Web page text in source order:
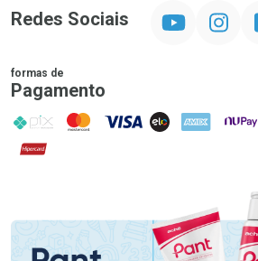
Redes Sociais Instagram
formas de
Pagamento
PIX MasterCard
VISA ELO AMEX NuPay
Hipercard
Promoção em Destaque